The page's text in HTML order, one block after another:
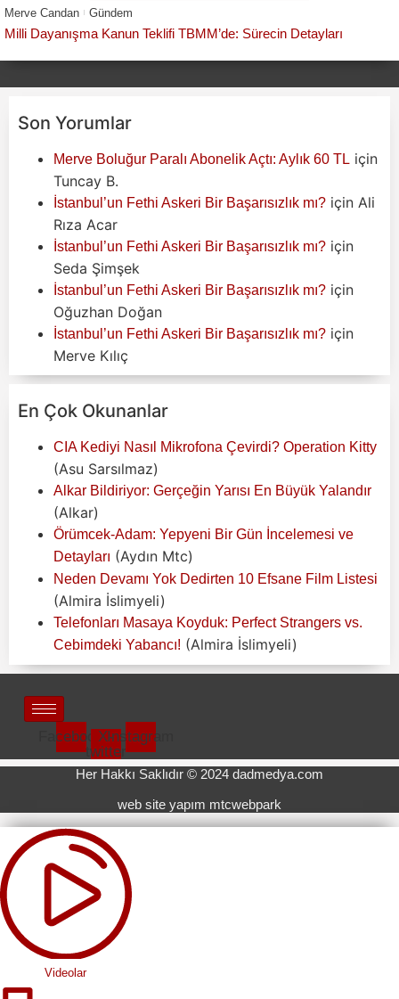
Merve Candan Gündem
Milli Dayanışma Kanun Teklifi TBMM’de: Sürecin Detayları
Son Yorumlar
Merve Boluğur Paralı Abonelik Açtı: Aylık 60 TL için
Tuncay B.
İstanbul’un Fethi Askeri Bir Başarısızlık mı? için Ali
Rıza Acar
İstanbul’un Fethi Askeri Bir Başarısızlık mı? için
Seda Şimşek
İstanbul’un Fethi Askeri Bir Başarısızlık mı? için
Oğuzhan Doğan
İstanbul’un Fethi Askeri Bir Başarısızlık mı? için
Merve Kılıç
En Çok Okunanlar
CIA Kediyi Nasıl Mikrofona Çevirdi? Operation Kitty
(Asu Sarsılmaz)
Alkar Bildiriyor: Gerçeğin Yarısı En Büyük Yalandır
(Alkar)
Örümcek-Adam: Yepyeni Bir Gün İncelemesi ve
Detayları (Aydın Mtc)
Neden Devamı Yok Dedirten 10 Efsane Film Listesi
(Almira İslimyeli)
Telefonları Masaya Koyduk: Perfect Strangers vs.
Cebimdeki Yabancı! (Almira İslimyeli)
FacebookX-
twitter
Instagram
Her Hakkı Saklıdır © 2024 dadmedya.com
web site yapım mtcwebpark
Videolar